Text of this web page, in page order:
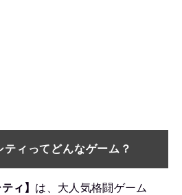
ィってどんなゲーム？
ィ】 は、大人気格闘ゲーム